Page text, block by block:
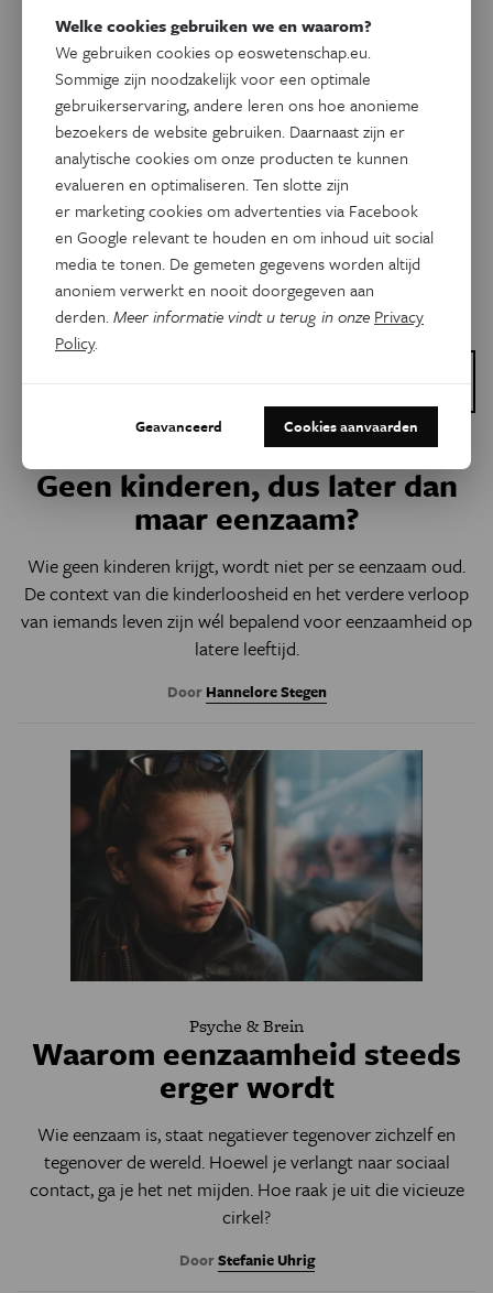
Facebook Twitter Linkedin
Gerelateerde artikels
Geen kinderen, dus later dan
maar eenzaam?
Wie geen kinderen krijgt, wordt niet per se eenzaam oud.
De context van die kinderloosheid en het verdere verloop
van iemands leven zijn wél bepalend voor eenzaamheid op
latere leeftijd.
Door Hannelore Stegen
Psyche & Brein
Waarom eenzaamheid steeds
erger wordt
Wie eenzaam is, staat negatiever tegenover zichzelf en
tegenover de wereld. Hoewel je verlangt naar sociaal
contact, ga je het net mijden. Hoe raak je uit die vicieuze
cirkel?
DoorStefanie Uhrig
Welke cookies gebruiken we en waarom?
We gebruiken cookies op eoswetenschap.eu.
Sommige zijn noodzakelijk voor een optimale
gebruikerservaring, andere leren ons hoe anonieme
bezoekers de website gebruiken. Daarnaast zijn er
analytische cookies om onze producten te kunnen
evalueren en optimaliseren. Ten slotte zijn
er marketing cookies om advertenties via Facebook
en Google relevant te houden en om inhoud uit social
media te tonen. De gemeten gegevens worden altijd
anoniem verwerkt en nooit doorgegeven aan
derden.Meer informatie vindt u terug in onze Privacy
Policy.
Geavanceerd Cookies aanvaarden